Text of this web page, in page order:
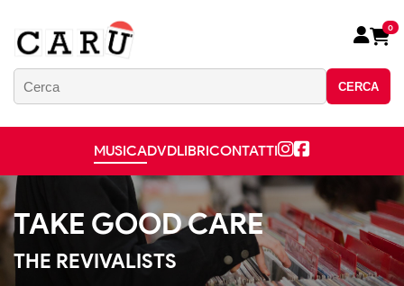
CERCA
0
MUSICADVDLIBRICONTATTI
TAKE GOOD CARE
THE REVIVALISTS